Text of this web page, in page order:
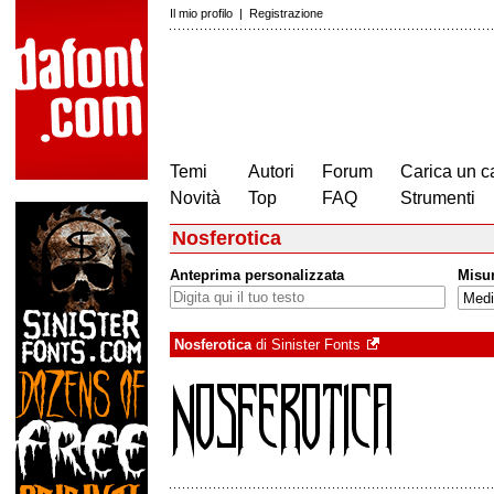
Il mio profilo | Registrazione
Temi
Novità
Autori
Top
Forum
FAQ
Carica un
Strumenti
Nosferotica
Anteprima personalizzata
Nosferoticadi Sinister Fonts